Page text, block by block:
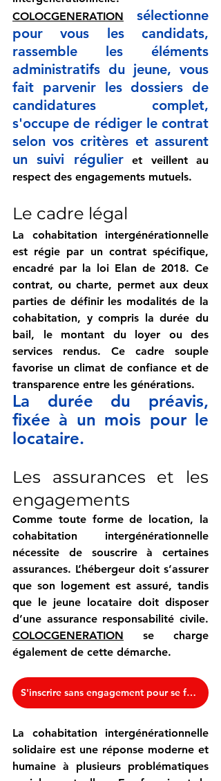
COLOCGENERATION
sélectionne
pour vous les candidats,
rassemble les éléments
administratifs du jeune, vous
fait parvenir les dossiers de
candidatures complet,
s'occupe de rédiger le contrat
selon vos critères et assurent
un suivi régulier et veillent au
respect des engagements mutuels.
Le cadre légal
La cohabitation intergénérationnelle
est régie par un contrat spécifique,
encadré par la loi Elan de 2018. Ce
contrat, ou charte, permet aux deux
parties de définir les modalités de la
cohabitation, y compris la durée du
bail, le montant du loyer ou des
services rendus. Ce cadre souple
favorise un climat de confiance et de
transparence entre les générations.
La durée du préavis,
fixée à un mois pour le
locataire.
Les assurances et les
engagements
Comme toute forme de location, la
cohabitation intergénérationnelle
nécessite de souscrire à certaines
assurances. L’hébergeur doit s’assurer
que son logement est assuré, tandis
que le jeune locataire doit disposer
COLOCGENERATION se charge
également de cette démarche.
S'inscrire sans engagement pour se faire rappeler
La cohabitation intergénérationnelle
solidaire est une réponse moderne et
humaine à plusieurs problématiques